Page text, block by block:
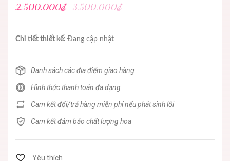
2.500.000₫ 3.500.000₫
Chi tiết thiết kế: Đang cập nhật
Danh sách các địa điểm giao hàng
Hình thức thanh toán đa dạng
Cam kết đổi/trả hàng miễn phí nếu phát sinh lỗi
Cam kết đảm bảo chất lượng hoa